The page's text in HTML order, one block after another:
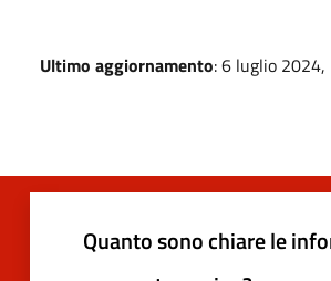
Ultimo aggiornamento: 6 luglio 2024,
Quanto sono chiare le